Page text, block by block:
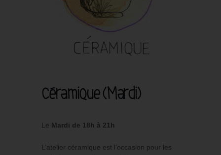
Céramique (Mardi)
Le Mardi de 18h à 21h
L’atelier céramique est l’occasion pour les